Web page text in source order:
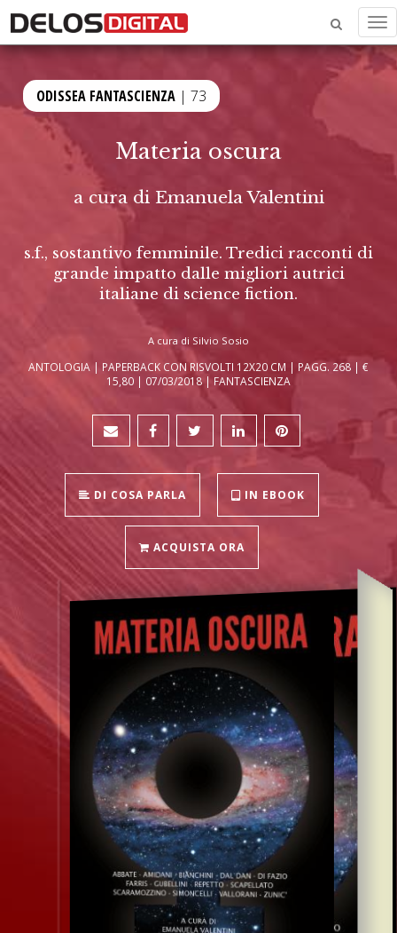
ODISSEA FANTASCIENZA | 73
Materia oscura
a cura di Emanuela Valentini
s.f., sostantivo femminile. Tredici racconti di
grande impatto dalle migliori autrici
italiane di science fiction.
A cura di Silvio Sosio
ANTOLOGIA | PAPERBACK CON RISVOLTI 12X20 CM | PAGG. 268 | €
15,80 | 07/03/2018 | FANTASCIENZA
DI COSA PARLA IN EBOOK
ACQUISTA ORA